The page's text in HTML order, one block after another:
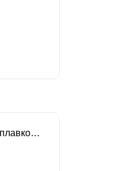
Автоматический поплавковый переключатель Singflo